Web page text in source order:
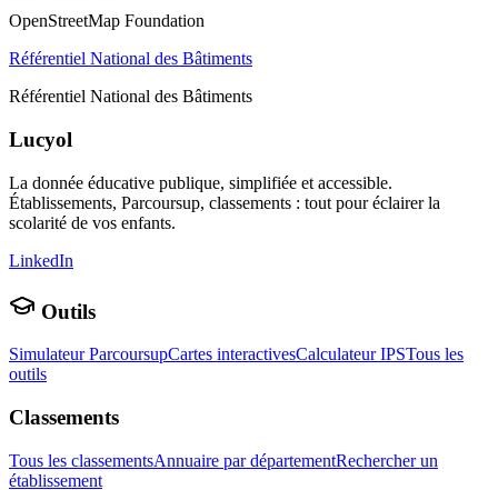
OpenStreetMap Foundation
Référentiel National des Bâtiments
Référentiel National des Bâtiments
Lucyol
La donnée éducative publique, simplifiée et accessible.
Établissements, Parcoursup, classements : tout pour éclairer la
scolarité de vos enfants.
LinkedIn
Outils
Simulateur ParcoursupCartes interactivesCalculateur IPSTous les
outils
Classements
Tous les classementsAnnuaire par départementRechercher un
établissement